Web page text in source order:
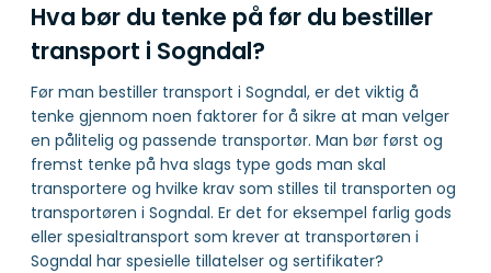
Hva bør du tenke på før du bestiller
transport i Sogndal?
Før man bestiller transport i Sogndal, er det viktig å
tenke gjennom noen faktorer for å sikre at man velger
en pålitelig og passende transportør. Man bør først og
fremst tenke på hva slags type gods man skal
transportere og hvilke krav som stilles til transporten og
transportøren i Sogndal. Er det for eksempel farlig gods
eller spesialtransport som krever at transportøren i
Sogndal har spesielle tillatelser og sertifikater?